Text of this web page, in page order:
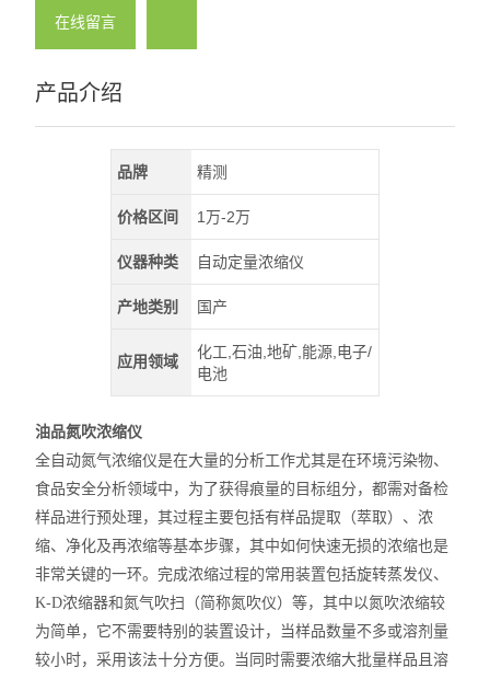
在线留言
产品介绍
品牌 精测
价格区间 1万-2万
仪器种类 自动定量浓缩仪
产地类别 国产
应用领域
化工,石油,地矿,能源,电子/
电池
油品氮吹浓缩仪
全自动氮气浓缩仪是在大量的分析工作尤其是在环境污染物、
食品安全分析领域中，为了获得痕量的目标组分，都需对备检
样品进行预处理，其过程主要包括有样品提取（萃取）、浓
缩、净化及再浓缩等基本步骤，其中如何快速无损的浓缩也是
非常关键的一环。完成浓缩过程的常用装置包括旋转蒸发仪、
K-D浓缩器和氮气吹扫（简称氮吹仪）等，其中以氮吹浓缩较
为简单，它不需要特别的装置设计，当样品数量不多或溶剂量
较小时，采用该法十分方便。当同时需要浓缩大批量样品且溶